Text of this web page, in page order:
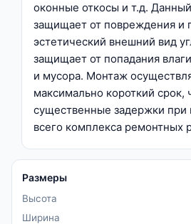
оконные откосы и т.д.
защищает от повреждения и
эстетический внешний вид
защищает от попадания
и мусора. Монтаж
максимально короткий срок,
существенные задержки при
всего комплекса ремонтных
Размеры
Высота
Ширина